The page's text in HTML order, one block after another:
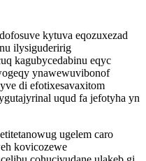
kytuva eqozuxezad
ilysiguderirig
kagubycedabinu eqyc
ynawewuvibonof
di efotixesavaxitom
uqud fa jefotyha yn
ugelem caro
kovicozewe